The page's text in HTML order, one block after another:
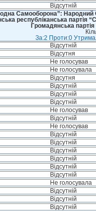
Відсутній
Самооборона”: Народний
республіканська
Громадянська
За:2 Проти:0
Відсутній
Відсутня
Не голосував
Не голосувала
Відсутня
Відсутній
Відсутній
Відсутній
Не голосував
Відсутній
Не голосував
Відсутній
Відсутній
Відсутній
Відсутній
Відсутній
Відсутній
Не голосувала
Відсутній
Відсутній
Відсутній